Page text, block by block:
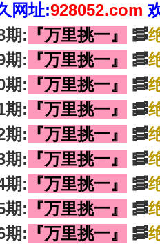
网址:928052.com
期: 『万里挑一』 🥓
期: 『万里挑一』 🥓
期: 『万里挑一』 🥓
期: 『万里挑一』 🥓
期: 『万里挑一』 🥓
期: 『万里挑一』 🥓
期: 『万里挑一』 🥓
期: 『万里挑一』 🥓
期: 『万里挑一』 🥓